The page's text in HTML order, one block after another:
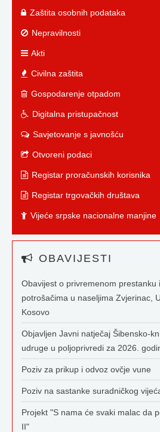
Zaštita osobnih podataka
Nepravilnosti
Akti
Civilna zaštita
Gospodarenje otpadom
Digitalna pristupačnost
Savjetovanje s javnošću
Otvoreni podaci
Registar proračunskih korisnika
Registar trgovačkih društava
Vijeće srpske nacionalne manjine
OBAVIJESTI
Obavijest o privremenom prestanku
potrošačima u naseljima Zvjerinac,
Kosovo
Objavljen Javni natječaj Šibensko-
udruge u poljoprivredi za 2026.
Poziv za prikup i odvoz ovčje vune
Poziv na sastanke suradničkog
Projekt "S nama će svaki malac da
II"